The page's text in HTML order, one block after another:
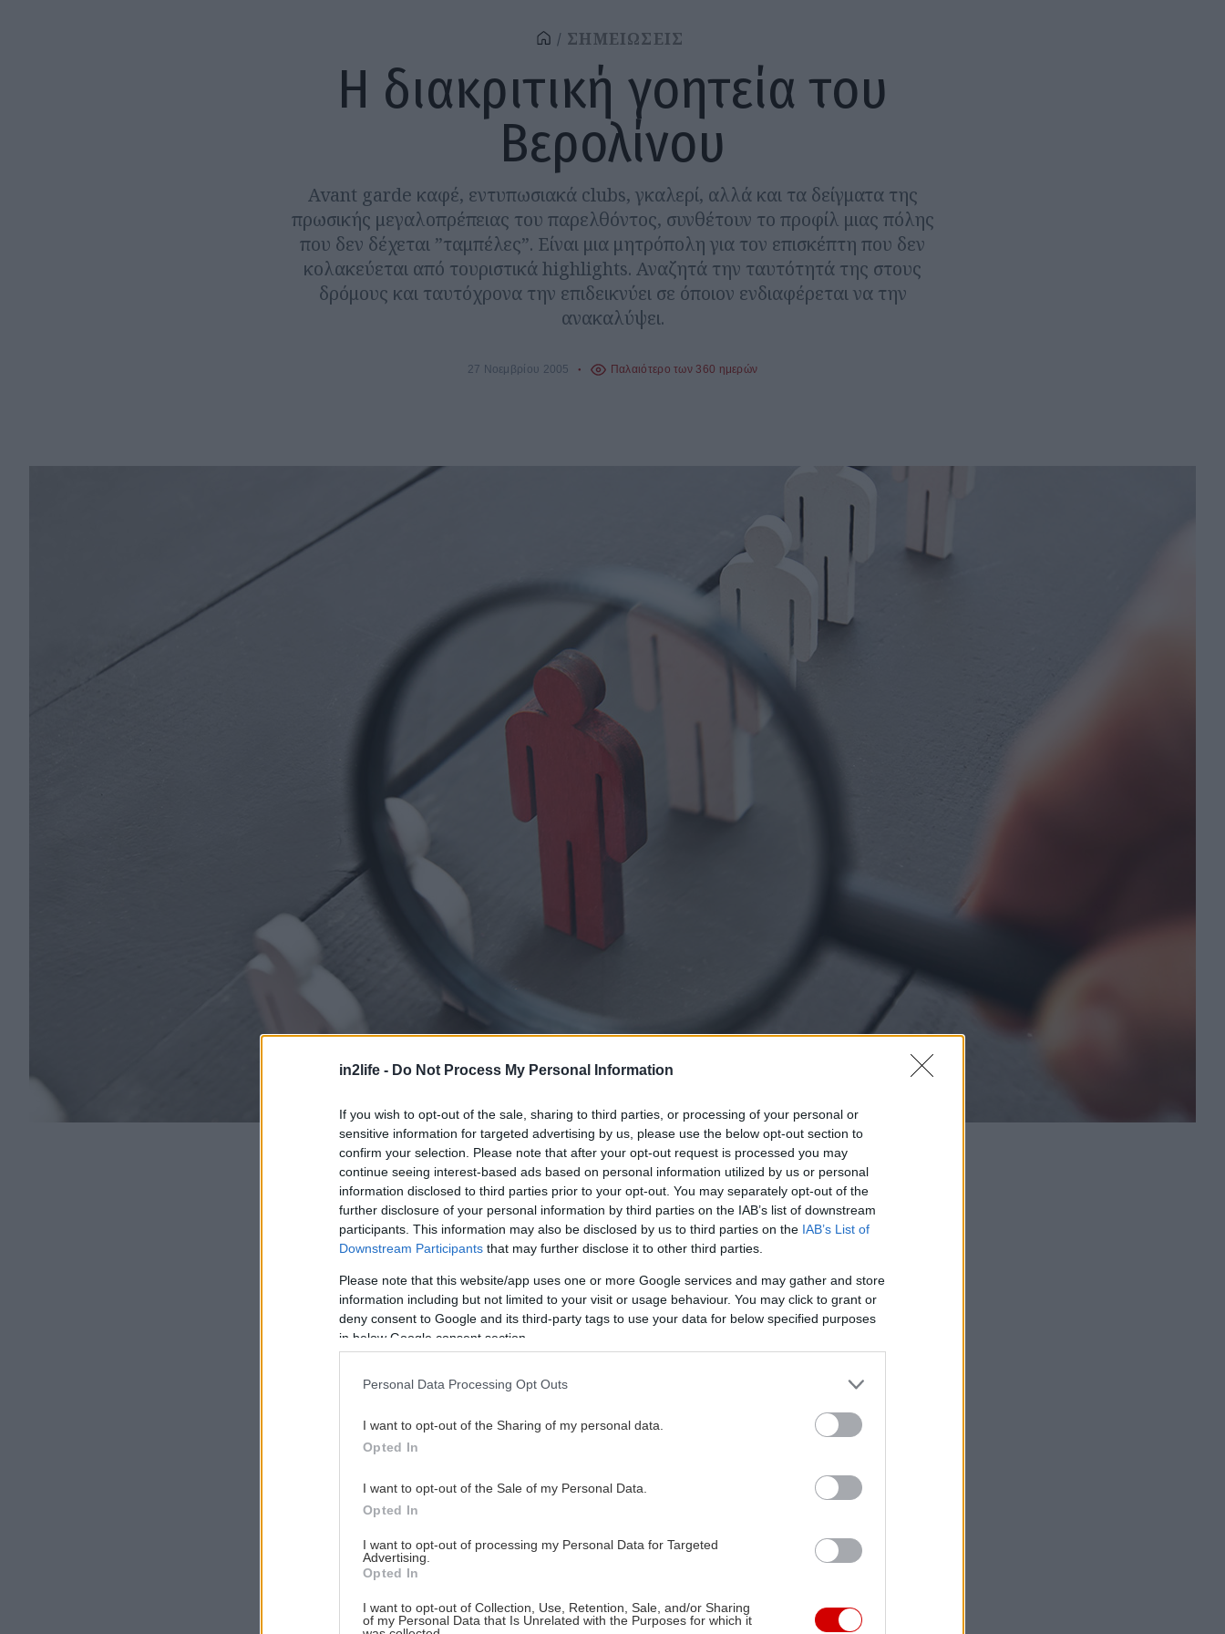
in2life - Do Not Process My Personal Information
If you wish to opt-out of the sale, sharing to third parties, or processing of your personal or
sensitive information for targeted advertising by us, please use the below opt-out section to
confirm your selection. Please note that after your opt-out request is processed you may
continue seeing interest-based ads based on personal information utilized by us or personal
information disclosed to third parties prior to your opt-out. You may separately opt-out of the
further disclosure of your personal information by third parties on the IAB’s list of downstream
participants. This information may also be disclosed by us to third parties on the IAB’s List of
Downstream Participants that may further disclose it to other third parties.
Please note that this website/app uses one or more Google services and may gather and store
information including but not limited to your visit or usage behaviour. You may click to grant or
deny consent to Google and its third-party tags to use your data for below specified purposes
in below Google consent section.
Personal Data Processing Opt Outs
I want to opt-out of the Sharing of my personal data.
Opted In
I want to opt-out of the Sale of my Personal Data.
Opted In
I want to opt-out of processing my Personal Data for Targeted
Advertising.
Opted In
I want to opt-out of Collection, Use, Retention, Sale, and/or Sharing
of my Personal Data that Is Unrelated with the Purposes for which it
ΣΗΜΕΙΩΣΕΙΣ
Η διακριτική γοητεία του
Βερολίνου
Avant garde καφέ, εντυπωσιακά clubs, γκαλερί, αλλά και τα δείγματα της
πρωσικής μεγαλοπρέπειας του παρελθόντος, συνθέτουν το προφίλ μιας πόλης
που δεν δέχεται ”ταμπέλες”. Είναι μια μητρόπολη για τον επισκέπτη που δεν
κολακεύεται από τουριστικά highlights. Αναζητά την ταυτότητά της στους
δρόμους και ταυτόχρονα την επιδεικνύει σε όποιον ενδιαφέρεται να την
ανακαλύψει.
27 Νοεμβρίου 2005 Παλαιότερο των 360 ημερών